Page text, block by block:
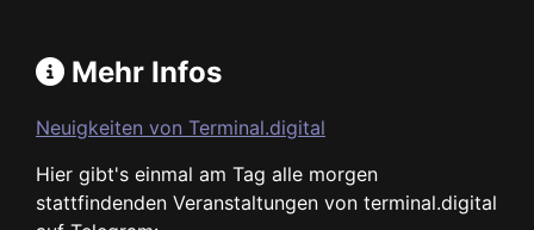
Mehr Infos
Neuigkeiten von Terminal.digital
Hier gibt's einmal am Tag alle morgen
stattfindenden Veranstaltungen von terminal.digital